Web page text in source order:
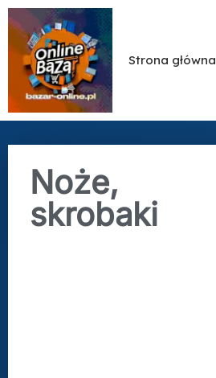
Strona główna
Noże,
skrobaki